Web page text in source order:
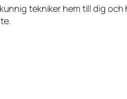
tekniker hem till dig och